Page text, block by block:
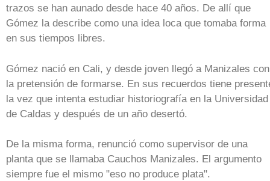
trazos se han aunado desde hace 40 años. De allí que
Gómez la describe como una idea loca que tomaba forma
en sus tiempos libres.
Gómez nació en Cali, y desde joven llegó a Manizales con
la pretensión de formarse. En sus recuerdos tiene
la vez que intenta estudiar historiografía en la Universidad
de Caldas y después de un año desertó.
De la misma forma, renunció como supervisor de una
planta que se llamaba Cauchos Manizales. El argumento
siempre fue el mismo "eso no produce plata".